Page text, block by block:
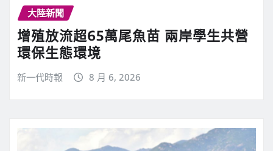
大陸新聞
增殖放流超65萬尾魚苗 兩岸學生共營
環保生態環境
新一代時報 8 月 6, 2026